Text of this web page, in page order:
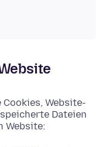
Website-
Dateien
Website: